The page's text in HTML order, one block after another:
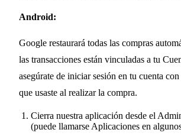
Android:
Google restaurará todas las compras
las transacciones están vinculadas a tu
asegúrate de iniciar sesión en tu cuenta
que usaste al realizar la compra.
Cierra nuestra aplicación desde el
(puede llamarse Aplicaciones en